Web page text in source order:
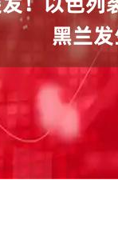
-34.08 -0.24%